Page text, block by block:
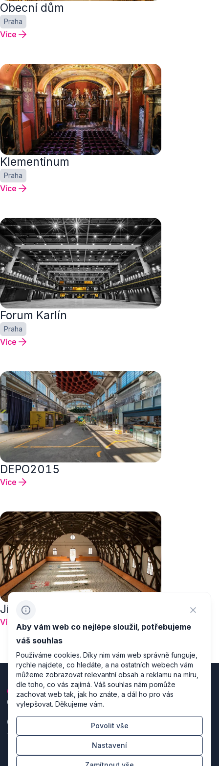
Obecní dům
Praha
Více
Klementinum
Praha
Více
Forum Karlín
Praha
Více
DEPO2015
Více
Jízdárna Terezín
Více
1
Zásady zpracování osobních údajů
Nastavení cookies
Aby vám web co nejlépe sloužil, potřebujeme
váš souhlas
Používáme cookies. Díky nim vám web správně funguje,
rychle najdete, co hledáte, a na ostatních webech vám
můžeme zobrazovat relevantní obsah a reklamu na míru,
dle toho, co vás zajímá. Váš souhlas nám pomůže
zachovat web tak, jak ho znáte, a dál ho pro vás
vylepšovat. Děkujeme vám.
Povolit vše
Nastavení